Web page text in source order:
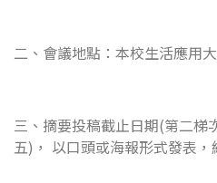
二、會議地點：本校生活應用
三、摘要投稿截止日期(第二梯
五)， 以口頭或海報形式發表